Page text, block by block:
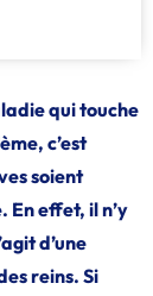
qui touche
c’est
soient
En effet, il n’y
d’une
reins. Si